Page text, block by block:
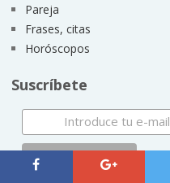
Pareja
Frases, citas
Horóscopos
Suscríbete